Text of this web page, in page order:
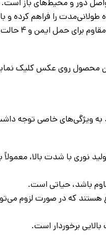
برای کاربردهای متنوع است.
محصول روی عکس کلیک
ویژگی‌های خاصی توجه
باشد، حیاتی است.
که در صورت لزوم
برخوردار است.